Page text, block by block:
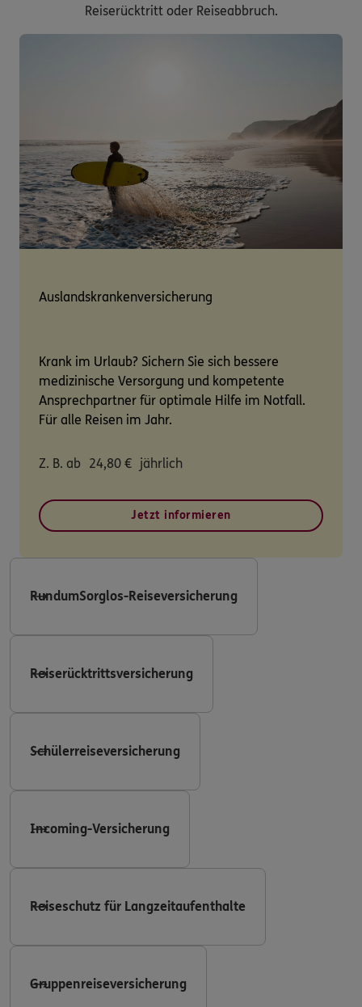
Reiserücktritt oder Reiseabbruch.
Auslandskrankenversicherung
Krank im Urlaub? Sichern Sie sich bessere
medizinische Versorgung und kompetente
Ansprechpartner für optimale Hilfe im Notfall.
Für alle Reisen im Jahr.
Z. B. ab 24,80 € jährlich
Jetzt informieren
RundumSorglos-Reiseversicherung
Reiserücktrittsversicherung
Schülerreiseversicherung
Incoming-Versicherung
Reiseschutz für Langzeitaufenthalte
Gruppenreiseversicherung